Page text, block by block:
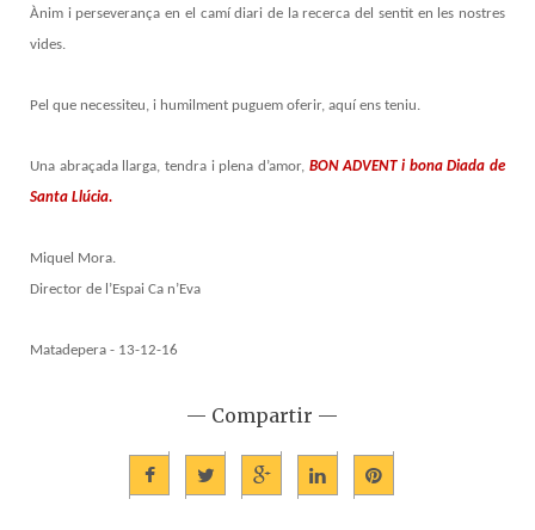
Ànim i perseverança en el camí diari de la recerca del sentit en les nostres
vides.
Pel que necessiteu, i humilment puguem oferir, aquí ens teniu.
Una abraçada llarga, tendra i plena d’amor, BON ADVENT i bona Diada de
Santa Llúcia.
Miquel Mora.
Director de l’Espai Ca n’Eva
Matadepera - 13-12-16
— Compartir —